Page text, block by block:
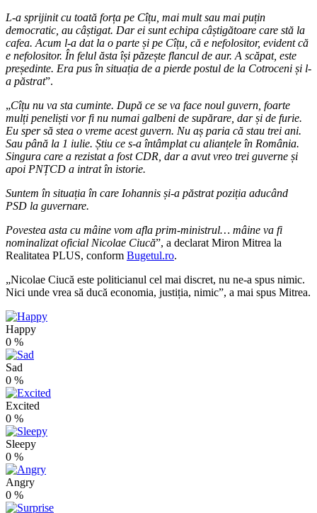
L-a sprijinit cu toată forța pe Cîțu, mai mult sau mai puțin
democratic, au câștigat. Dar ei sunt echipa câștigătoare care stă la
cafea. Acum l-a dat la o parte și pe Cîțu, că e nefolositor, evident că
e nefolositor. În felul ăsta își păzește flancul de aur. A scăpat, este
președinte. Era pus în situația de a pierde postul de la Cotroceni și l-
a păstrat”.
„Cîțu nu va sta cuminte. După ce se va face noul guvern, foarte
mulți peneliști vor fi nu numai galbeni de supărare, dar și de furie.
Eu sper să stea o vreme acest guvern. Nu aș paria că stau trei ani.
Sau până la 1 iulie. Știu ce s-a întâmplat cu alianțele în România.
Singura care a rezistat a fost CDR, dar a avut vreo trei guverne și
apoi PNȚCD a intrat în istorie.
Suntem în situația în care Iohannis și-a păstrat poziția aducând
PSD la guvernare.
Povestea asta cu mâine vom afla prim-ministrul… mâine va fi
nominalizat oficial Nicolae Ciucă”, a declarat Miron Mitrea la
Realitatea PLUS, conform Bugetul.ro.
„Nicolae Ciucă este politicianul cel mai discret, nu ne-a spus nimic.
Nici unde vrea să ducă economia, justiția, nimic”, a mai spus Mitrea.
Happy
0 %
Sad
0 %
Excited
0 %
Sleepy
0 %
Angry
0 %